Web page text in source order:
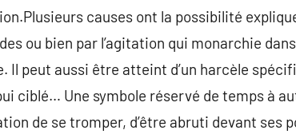
causes ont la possibilité
ou bien par l’agitation qui monarchie
Il peut aussi être atteint d’un harcèle
ciblé… Une symbole réservé de temps à
de se tromper, d’être abruti devant ses